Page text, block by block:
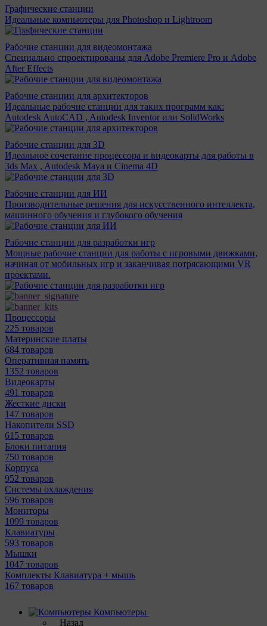
Графические станции
Идеальные компьютеры для Photoshop и Lightroom
Рабочие станции для видеомонтажа
Специально спроектированы для Adobe Premiere Pro и Adobe
After Effects
Рабочие станции для архитекторов
Идеальные рабочие станции для таких программ как:
Autodesk AutoCAD , Autodesk Inventor или SolidWorks
Рабочие станции для 3D
Идеальное сочетание процессора и видеокарты для работы в
3ds Max , Autodesk Maya и Cinema 4D
Рабочие станции для ИИ
Производительные решения для искусственного интеллекта,
машинного обучения и глубокого обучения
Рабочие станции для разработки игр
Мощные рабочие станции для работы с игровыми движками,
начиная от мобильных игр и заканчивая потрясающими VR
проектами.
Процессоры
225 товаров
Материнcкие платы
684 товаров
Оперативная память
1352 товаров
Видеокарты
491 товаров
Жесткие диски
147 товаров
Накопители SSD
615 товаров
Блоки питания
750 товаров
Корпуса
952 товаров
Системы охлаждения
596 товаров
Мониторы
1099 товаров
Клавиатуры
593 товаров
Мышки
1047 товаров
Комплекты Клавиатура + мышь
167 товаров
Компьютеры
Назад